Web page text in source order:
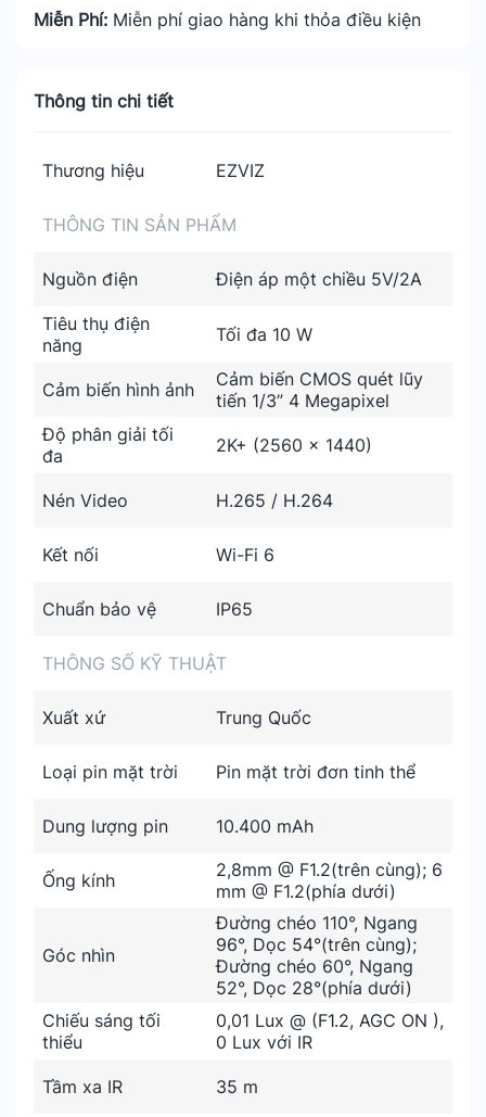
Miễn Phí: Miễn phí giao hàng khi thỏa điều kiện
Thông tin chi tiết
Thương hiệu EZVIZ
THÔNG TIN SẢN PHẨM
Nguồn điện Điện áp một chiều 5V/2A
Tiêu thụ điện
năng
Tối đa 10 W
Cảm biến hình ảnh
Cảm biến CMOS quét lũy
tiến 1/3” 4 Megapixel
Độ phân giải tối
đa
2K+ (2560 × 1440)
Nén Video H.265 / H.264
Kết nối Wi-Fi 6
Chuẩn bảo vệ IP65
THÔNG SỐ KỸ THUẬT
Xuất xứ Trung Quốc
Loại pin mặt trời Pin mặt trời đơn tinh thể
Dung lượng pin 10.400 mAh
Ống kính
2,8mm @ F1.2(trên cùng); 6
mm @ F1.2(phía dưới)
Góc nhìn
Đường chéo 110°, Ngang
96°, Dọc 54°(trên cùng);
Đường chéo 60°, Ngang
52°, Dọc 28°(phía dưới)
Chiếu sáng tối
thiểu
0,01 Lux @ (F1.2, AGC ON ),
0 Lux với IR
Tầm xa IR 35 m